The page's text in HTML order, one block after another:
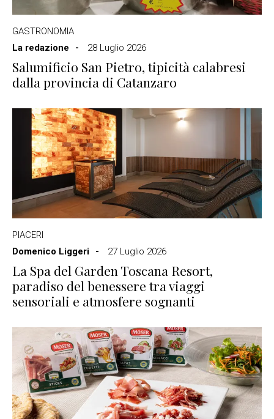
GASTRONOMIA
La redazione
28 Luglio 2026
Salumificio San Pietro, tipicità calabresi
dalla provincia di Catanzaro
PIACERI
Domenico Liggeri
27 Luglio 2026
La Spa del Garden Toscana Resort,
paradiso del benessere tra viaggi
sensoriali e atmosfere sognanti